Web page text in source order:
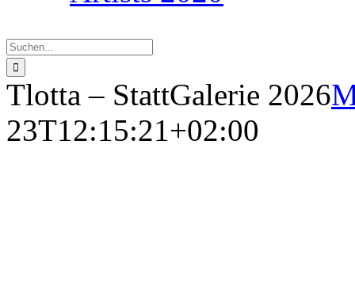
nach:
Tlotta – StattGalerie 2026
23T12:15:21+02:00